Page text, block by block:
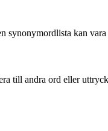
synonymordlista kan
till andra ord eller